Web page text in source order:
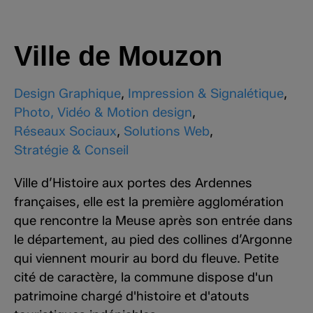
Ville de Mouzon
Design Graphique, Impression & Signalétique,
Photo, Vidéo & Motion design,
Réseaux Sociaux, Solutions Web,
Stratégie & Conseil
Ville d’His­toire aux portes des Ardennes
françaises, elle est la première agglo­­­­­­­­­­­­­­­­­­mé­­­­­­­­­­­­­­­­­­ra­­­­­­­­­­­­­­­­­­tion
que rencontre la Meuse après son entrée dans
le dépar­­­­­­­­­­­­­­­­­­te­­­­­­­­­­­­­­­­­­ment, au pied des collines d’Ar­gonne
qui viennent mourir au bord du fleuve. Petite
cité de caractère, la commune dispose d'un
patrimoine chargé d'histoire et d'atouts